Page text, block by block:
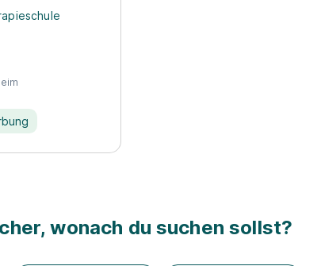
wonach du suchen sollst?